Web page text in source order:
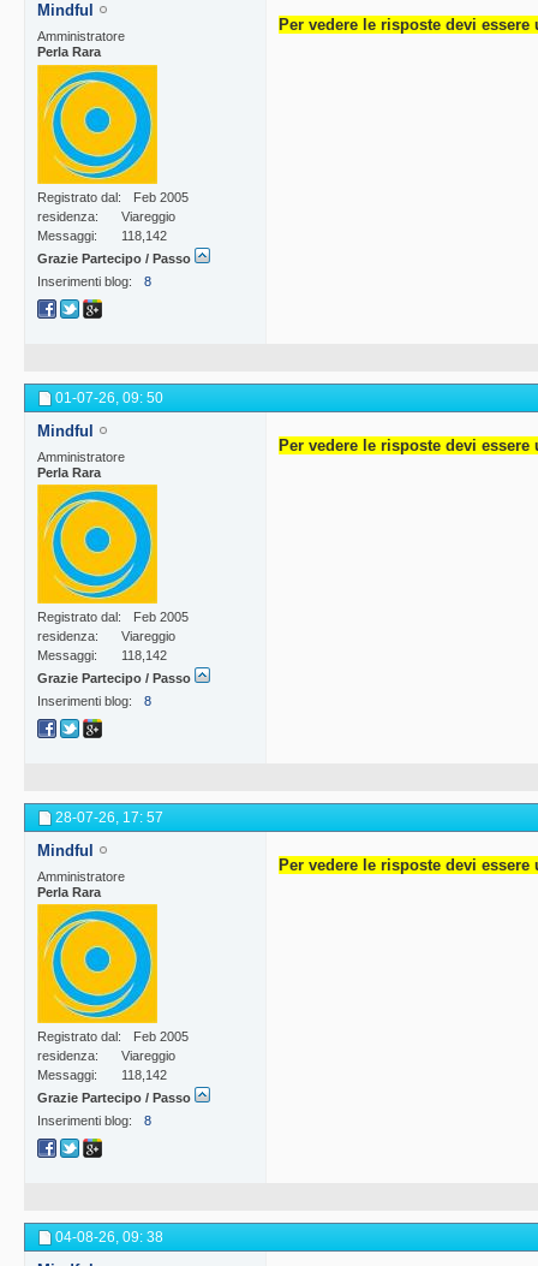
Mindful
Amministratore
Perla Rara
Registrato dal
Feb 2005
residenza
Viareggio
Messaggi
118,142
Grazie Partecipo / Passo
Inserimenti blog
8
Per vedere le risposte devi
01-07-26, 09: 50
Mindful
Amministratore
Perla Rara
Registrato dal
Feb 2005
residenza
Viareggio
Messaggi
118,142
Grazie Partecipo / Passo
Inserimenti blog
8
Per vedere le risposte devi essere
28-07-26, 17: 57
Mindful
Amministratore
Perla Rara
Registrato dal
Feb 2005
residenza
Viareggio
Messaggi
118,142
Grazie Partecipo / Passo
Inserimenti blog
8
Per vedere le risposte devi
04-08-26, 09: 38